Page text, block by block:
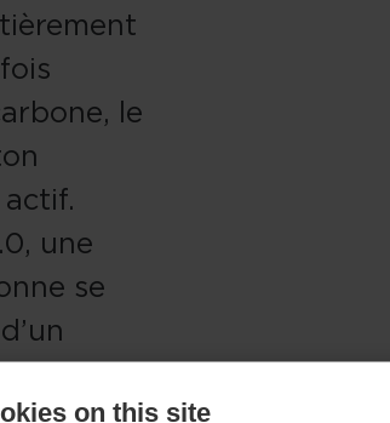
le
une
se
La
on this site